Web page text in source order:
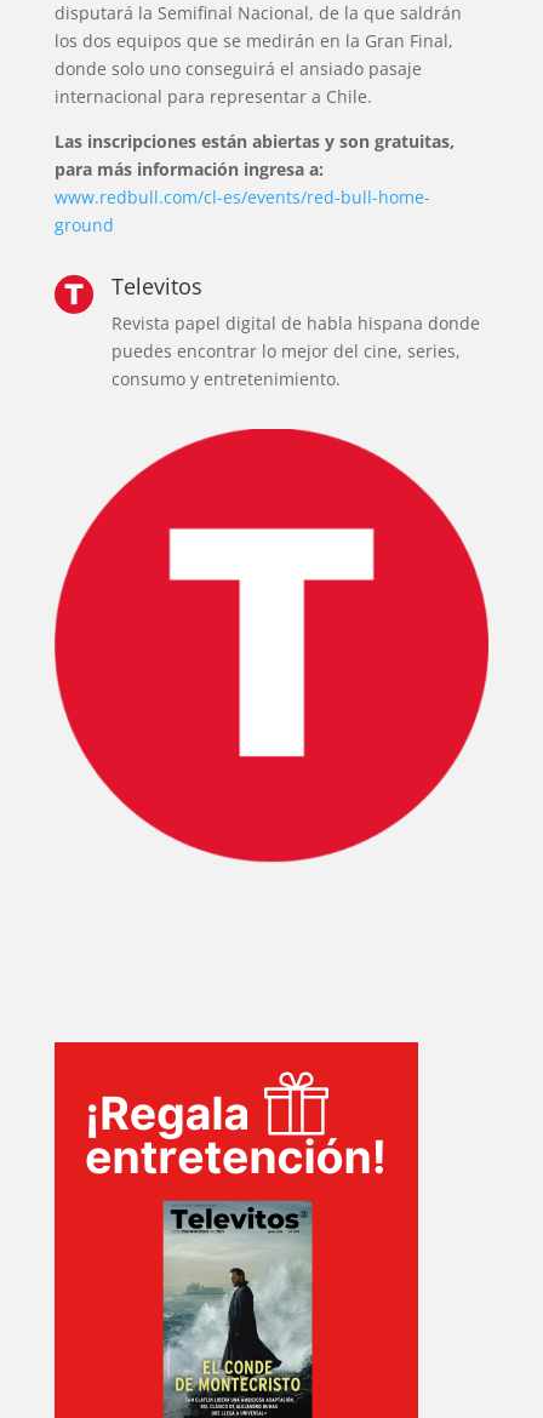
disputará la Semifinal Nacional, de la que saldrán
los dos equipos que se medirán en la Gran Final,
donde solo uno conseguirá el ansiado pasaje
internacional para representar a Chile.
Las inscripciones están abiertas y son gratuitas,
para más información ingresa a:
www.redbull.com/cl-es/events/red-bull-home-
ground
Televitos
Revista papel digital de habla hispana donde
puedes encontrar lo mejor del cine, series,
consumo y entretenimiento.